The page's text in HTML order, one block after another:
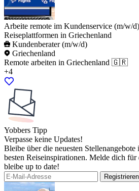
Arbeite remote im Kundenservice (m/w/
Reiseplattformen in Griechenland
Kundenberater (m/w/d)
Griechenland
Remote arbeiten in Griechenland 🇬🇷
+4
Yobbers Tipp
Verpasse keine Updates!
Bleibe über die neuesten
besten Reiseinspirationen. Melde dich für
bleibe up to date!
Registrieren